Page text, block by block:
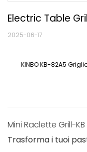
Electric Table
2025-06-17
KINBO KB-82A5
Mini Raclette Grill-
Trasforma i tuoi